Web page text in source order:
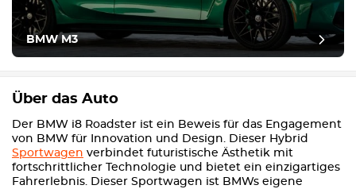
BMW M3
Über das Auto
Der BMW i8 Roadster ist ein Beweis für das Engagement
von BMW für Innovation und Design. Dieser Hybrid
Sportwagen verbindet futuristische Ästhetik mit
fortschrittlicher Technologie und bietet ein einzigartiges
Fahrerlebnis. Dieser Sportwagen ist BMWs eigene